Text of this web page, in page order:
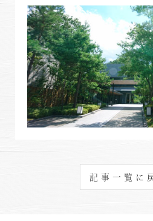
「特集」
「至福の逸品」
デジタルブック
体験＆イベントガイド
イベント・ツアー
体験｜エクスペリエンス
SAVE HARVEST PROJECT
東海エリア
熱海伊豆山
天城高原
伊東
浜名湖
甲信エリア
山中湖マウント富士
記事一覧に